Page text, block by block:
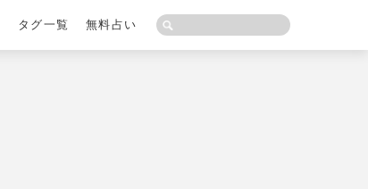
タグ一覧 無料占い